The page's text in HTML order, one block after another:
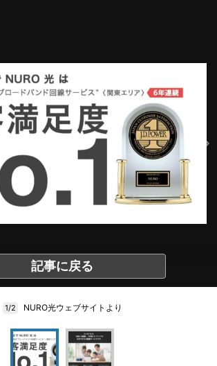
記事に戻る
1/2 NURO光ウェブサイトより